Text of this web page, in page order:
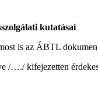
kutatásai
is az ÁBTL
/…./ kifejezetten